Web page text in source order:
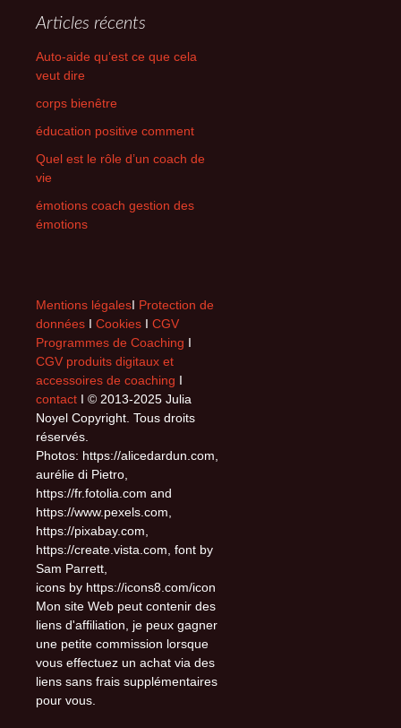
Articles récents
Auto-aide qu‘est ce que cela
veut dire
corps bienêtre
éducation positive comment
Quel est le rôle d’un coach de
vie
émotions coach gestion des
émotions
Mentions légalesI Protection de
données I Cookies I CGV
Programmes de Coaching I
CGV produits digitaux et
accessoires de coaching I
contact I © 2013-2025 Julia
Noyel Copyright. Tous droits
réservés.
Photos: https://alicedardun.com,
aurélie di Pietro,
https://fr.fotolia.com and
https://www.pexels.com,
https://pixabay.com,
https://create.vista.com, font by
Sam Parrett,
icons by https://icons8.com/icon
Mon site Web peut contenir des
liens d'affiliation, je peux gagner
une petite commission lorsque
vous effectuez un achat via des
liens sans frais supplémentaires
pour vous.